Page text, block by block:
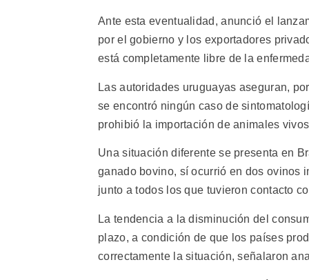
Ante esta eventualidad, anunció el
por el gobierno y los exportadores
está completamente libre de la
Las autoridades uruguayas aseguran,
se encontró ningún caso de
prohibió la importación de animales
Una situación diferente se presenta en
ganado bovino, sí ocurrió en dos ovinos
junto a todos los que tuvieron contacto
La tendencia a la disminución del
plazo, a condición de que los países
correctamente la situación, señalaron